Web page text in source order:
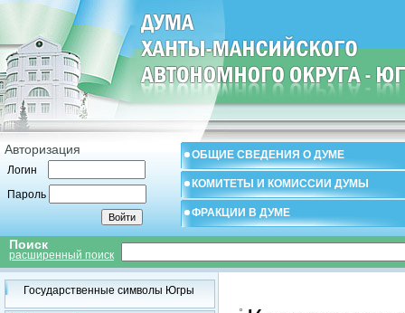
Авторизация
Логин
Пароль
ОБЩИЕ СВЕДЕНИЯ О ДУМЕ
КОМИТЕТЫ И КОМИССИИ ДУМЫ
ФРАКЦИИ В ДУМЕ
Поиск
расширенный поиск
Государственные символы Югры